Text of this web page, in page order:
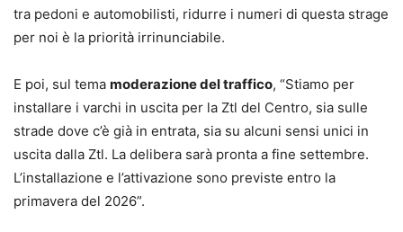
tra pedoni e automobilisti, ridurre i numeri di questa strage
per noi è la priorità irrinunciabile.
E poi, sul tema moderazione del traffico, “Stiamo per
installare i varchi in uscita per la Ztl del Centro, sia sulle
strade dove c’è già in entrata, sia su alcuni sensi unici in
uscita dalla Ztl. La delibera sarà pronta a fine settembre.
L’installazione e l’attivazione sono previste entro la
primavera del 2026”.